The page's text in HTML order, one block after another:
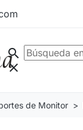
search
clear
de Monitor